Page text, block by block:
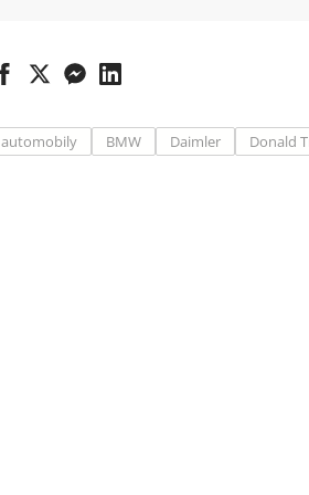
automobily BMW Daimler Donald